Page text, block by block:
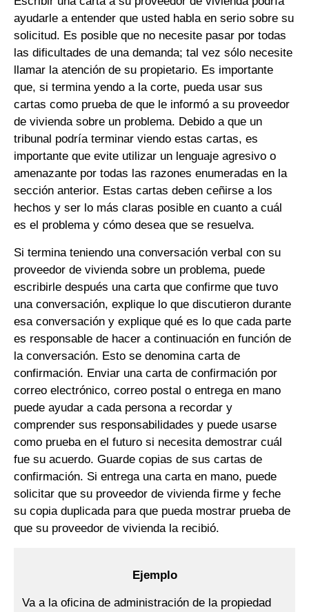
ayudarle a entender que usted habla en serio sobre su
solicitud. Es posible que no necesite pasar por todas
las dificultades de una demanda; tal vez sólo necesite
llamar la atención de su propietario. Es importante
que, si termina yendo a la corte, pueda usar sus
cartas como prueba de que le informó a su proveedor
de vivienda sobre un problema. Debido a que un
tribunal podría terminar viendo estas cartas, es
importante que evite utilizar un lenguaje agresivo o
amenazante por todas las razones enumeradas en la
sección anterior. Estas cartas deben ceñirse a los
hechos y ser lo más claras posible en cuanto a cuál
es el problema y cómo desea que se resuelva.
Si termina teniendo una conversación verbal con su
proveedor de vivienda sobre un problema, puede
escribirle después una carta que confirme que tuvo
una conversación, explique lo que discutieron durante
esa conversación y explique qué es lo que cada parte
es responsable de hacer a continuación en función de
la conversación. Esto se denomina carta de
confirmación. Enviar una carta de confirmación por
correo electrónico, correo postal o entrega en mano
puede ayudar a cada persona a recordar y
comprender sus responsabilidades y puede usarse
como prueba en el futuro si necesita demostrar cuál
fue su acuerdo. Guarde copias de sus cartas de
confirmación. Si entrega una carta en mano, puede
solicitar que su proveedor de vivienda firme y feche
su copia duplicada para que pueda mostrar prueba de
que su proveedor de vivienda la recibió.
Ejemplo
Va a la oficina de administración de la propiedad